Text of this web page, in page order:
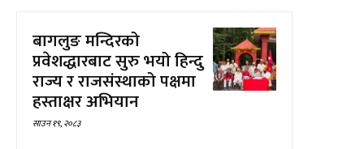
बागलुङ मन्दिरको
प्रवेशद्धारबाट सुरु भयो हिन्दु
राज्य र राजसंस्थाको पक्षमा
हस्ताक्षर अभियान
साउन १९, २०८३